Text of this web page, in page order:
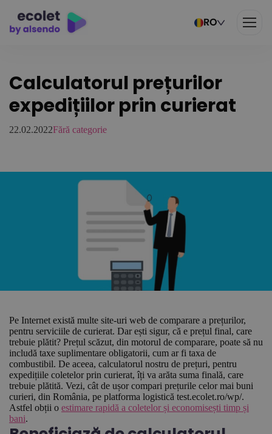
RO
Calculatorul prețurilor
expedițiilor prin curierat
22.02.2022Fără categorie
Pe Internet există multe site-uri web de comparare a prețurilor,
pentru serviciile de curierat. Dar ești sigur, că e prețul final, care
trebuie plătit? Prețul scăzut, din motorul de comparare, poate să nu
includă taxe suplimentare obligatorii, cum ar fi taxa de
combustibil. De aceea, calculatorul nostru de prețuri, pentru
expedițiile coletelor prin curierat, îți va arăta suma finală, care
trebuie plătită. Vezi, cât de ușor compari prețurile celor mai buni
curieri, din România, pe platforma logistică test.ecolet.ro/wp/.
Astfel obții o estimare rapidă a coletelor și economisești timp și
bani.